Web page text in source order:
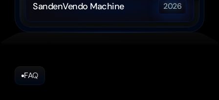
SandenVendo Machine 2026
FAQ